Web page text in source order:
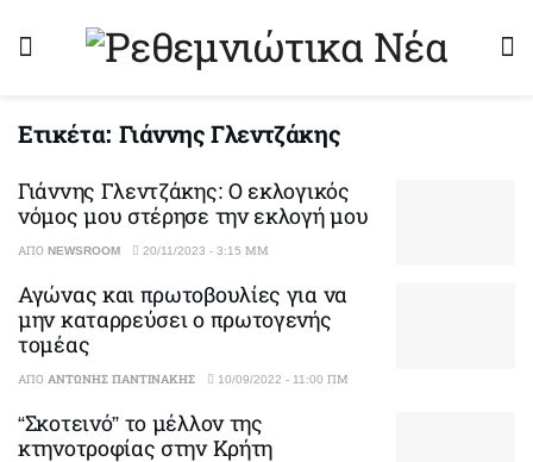
Ετικέτα:Γιάννης Γλεντζάκης
Γιάννης Γλεντζάκης: Ο εκλογικός
νόμος μου στέρησε την εκλογή μου
ΑΠΌ NEWSROOM 20/11/2023 - 3:15 ΜΜ
Αγώνας και πρωτοβουλίες για να
μην καταρρεύσει ο πρωτογενής
τομέας
ΑΠΌ ΑΝΤΏΝΗΣ ΠΑΝΤΙΝΆΚΗΣ 10/09/2022 - 11:00 ΠΜ
“Σκοτεινό” το μέλλον της
κτηνοτροφίας στην Κρήτη